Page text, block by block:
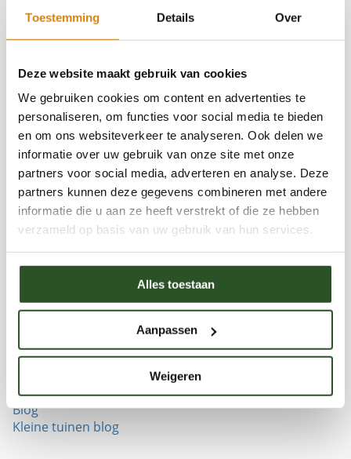
Toestemming Details Over
Deze website maakt gebruik van cookies
We gebruiken cookies om content en advertenties te
personaliseren, om functies voor social media te bieden
en om ons websiteverkeer te analyseren. Ook delen we
informatie over uw gebruik van onze site met onze
partners voor social media, adverteren en analyse. Deze
partners kunnen deze gegevens combineren met andere
informatie die u aan ze heeft verstrekt of die ze hebben
verzameld op basis van uw gebruik van hun services.
Alles toestaan
Aanpassen
Weigeren
Save bees and farmers
Reacties
Categorieën
Nieuwsberichten
Evenementen en markten
Informatie
Bijenbalkon blog
Blog
Kleine tuinen blog